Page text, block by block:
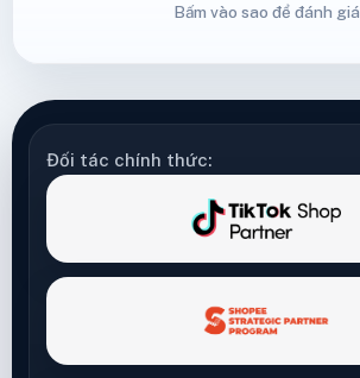
Bấm vào sao để đánh giá
Đối tác chính thức: